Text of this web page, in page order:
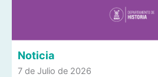
Noticia
7 de Julio de 2026